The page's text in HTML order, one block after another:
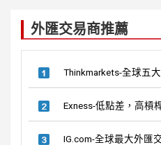
外匯交易商推薦
Thinkmarkets-全球五
Exness-低點差，高槓
IG.com-全球最大外匯